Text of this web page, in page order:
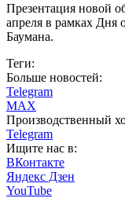
Презентация новой
апреля в рамках
Баумана.
Теги:
Больше новостей:
Telegram
MAX
Производственный
Telegram
Ищите нас в:
ВКонтакте
Яндекс Дзен
YouTube